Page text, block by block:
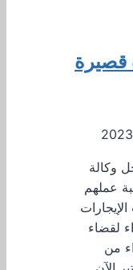
قصيرة
وكالة
عملهم
لقضاء
من